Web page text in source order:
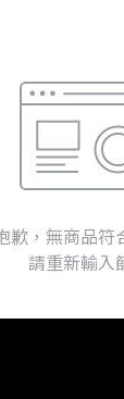
歉，無商品符
請重新輸入